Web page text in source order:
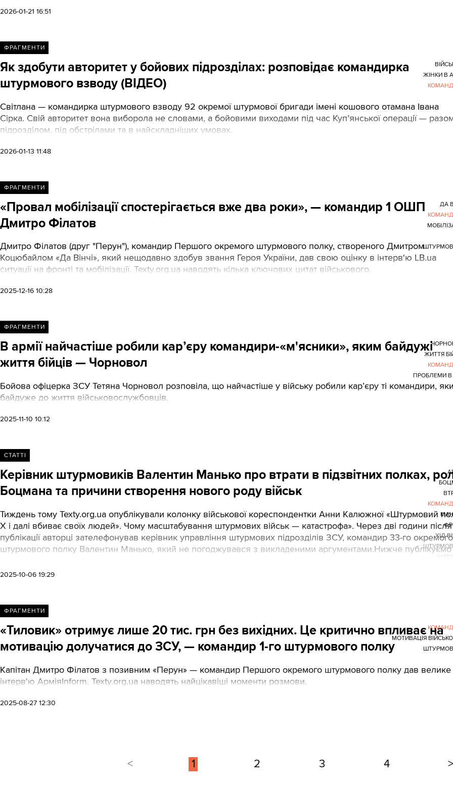
2026-01-21 16:51
ФРАГМЕНТИ
Як здобути авторитет у бойових підрозділах: розповідає командирка
штурмового взводу (ВІДЕО)
Світлана — командирка штурмового взводу 92 окремої штурмової бригади імені кошового отамана Івана
Сірка. Свій авторитет вона виборола не словами, а бойовими виходами під час Куп’янської операції —
підрозділом, під обстрілами та в найскладніших умовах.
2026-01-13 11:48
ЖІНКИ В
ФРАГМЕНТИ
«Провал мобілізації спостерігається вже два роки», — командир 1 ОШП
Дмитро Філатов
Дмитро Філатов (друг "Перун"), командир Першого окремого штурмового полку, створеного Дмитром
Коцюбайлом «Да Вінчі», який нещодавно здобув звання Героя України, дав свою оцінку в інтерв'ю LB.ua
ситуації на фронті та мобілізації. Texty.org.ua наводять кілька ключових цитат військового.
2025-12-16 10:28
ДА
ФРАГМЕНТИ
В армії найчастіше робили кар’єру командири-«м'ясники», яким байдужі
життя бійців — Чорновол
Бойова офіцерка ЗСУ Тетяна Чорновол розповіла, що найчастіше у війську робили кар’єру ті командири,
байдуже до життя військовослужбовців.
2025-11-10 10:12
ЖИТТЯ
ПРОБЛЕМИ В
СТАТТІ
Керівник штурмовиків Валентин Манько про втрати в підзвітних полках,
Боцмана та причини створення нового роду військ
Тиждень тому Texty.org.ua опублікували колонку військової кореспондентки Анни Калюжної «Штурмовий
Х і далі вбиває своїх людей». Чому масштабування штурмових військ — катастрофа». Через дві години після
публікації авторці зателефонував керівник управління штурмових підрозділів ЗСУ, командир 33-го окремого
штурмового полку Валентин Манько, який не погоджувався з викладеними аргументами.Нижче публікуємо
штурмовиків забирають телефони та яку роль у полку відіграє Сергій Коротких, або Боцман, якого
2025-10-06 19:29
ХІД
ФРАГМЕНТИ
«Тиловик» отримує лише 20 тис. грн без вихідних. Це критично впливає на
мотивацію долучатися до ЗСУ, — командир 1-го штурмового полку
Капітан Дмитро Філатов з позивним «Перун» — командир Першого окремого штурмового полку дав велике
інтерв'ю АрміяInform. Texty.org.ua наводять найцікавіші моменти розмови.
2025-08-27 12:30
МОТИВАЦІЯ
< 1 2 3 4 >